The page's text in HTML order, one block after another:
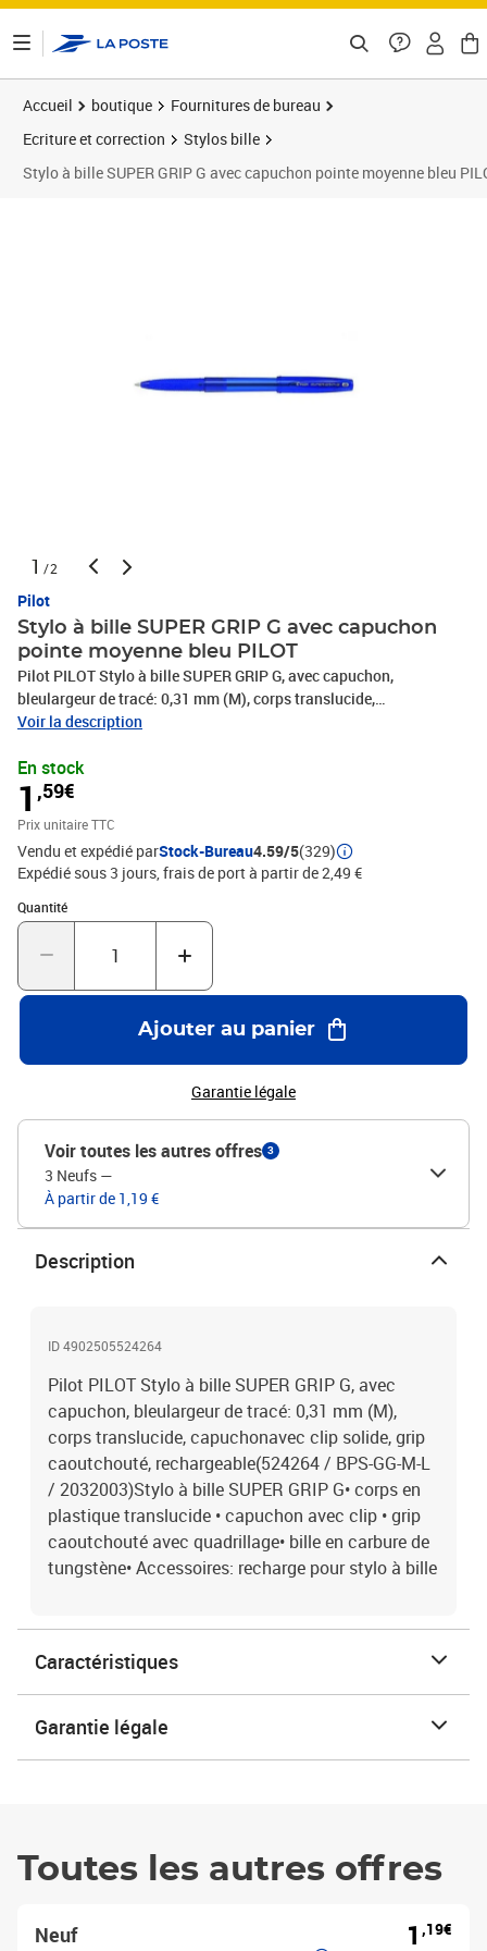
Accueil boutique
Fournitures de bureau
Ecriture et correction
Stylos bille
Stylo à bille SUPER GRIP G avec capuchon pointe moyenne bleu
1 /2
Pilot
Stylo à bille SUPER GRIP G avec capuchon
pointe moyenne bleu PILOT
Pilot PILOT Stylo à bille SUPER GRIP G, avec capuchon,
bleulargeur de tracé: 0,31 mm (M), corps translucide,
capuchonavec clip solide, grip caoutchouté, rechargeable(524264
plastique translucide • capuchon avec clip • grip caoutchouté avec
quadrillage• bille en carbure de tungstène• Accessoires: recharge
pour stylo à bille
Voir la description
En stock
1 ,59€
Prix unitaire TTC
Vendu et expédié parStock-Bureau4.59/5(329)
Expédié sous 3 jours, frais de port à partir de 2,49 €
Quantité
Quantité : 1
Ajouter au panier
Garantie légale
Voir toutes les autres offres 3
3 Neufs —
À partir de 1,19 €
Description
ID 4902505524264
Pilot PILOT Stylo à bille SUPER GRIP G, avec
capuchon, bleulargeur de tracé: 0,31 mm (M),
corps translucide, capuchonavec clip solide, grip
caoutchouté, rechargeable(524264 / BPS-GG-M-L
/ 2032003)Stylo à bille SUPER GRIP G• corps en
plastique translucide • capuchon avec clip • grip
caoutchouté avec quadrillage• bille en carbure de
tungstène• Accessoires: recharge pour stylo à bille
Caractéristiques
Garantie légale
Toutes les autres offres
Neuf 1 ,19€